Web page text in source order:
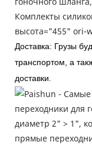
Комплекты
высота="455"
Доставка: Грузы
транспортом, а
доставки.